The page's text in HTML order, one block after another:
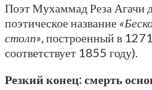
Поэт Мухаммад Реза Агачи
поэтическое название
столп», построенный в
соответствует 1855 году).
Резкий конец: смерть